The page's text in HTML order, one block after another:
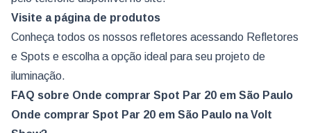
Visite a página de produtos
Conheça todos os nossos refletores acessando Refletores
e Spots e escolha a opção ideal para seu projeto de
iluminação.
FAQ sobre Onde comprar Spot Par 20 em São Paulo
Onde comprar Spot Par 20 em São Paulo na Volt